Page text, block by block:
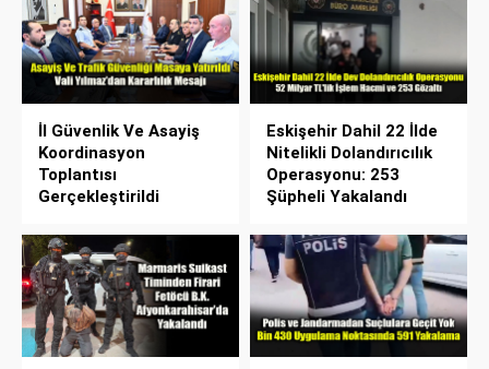
İl Güvenlik Ve Asayiş
Koordinasyon
Toplantısı
Gerçekleştirildi
Eskişehir Dahil 22 İlde
Nitelikli Dolandırıcılık
Operasyonu: 253
Şüpheli Yakalandı